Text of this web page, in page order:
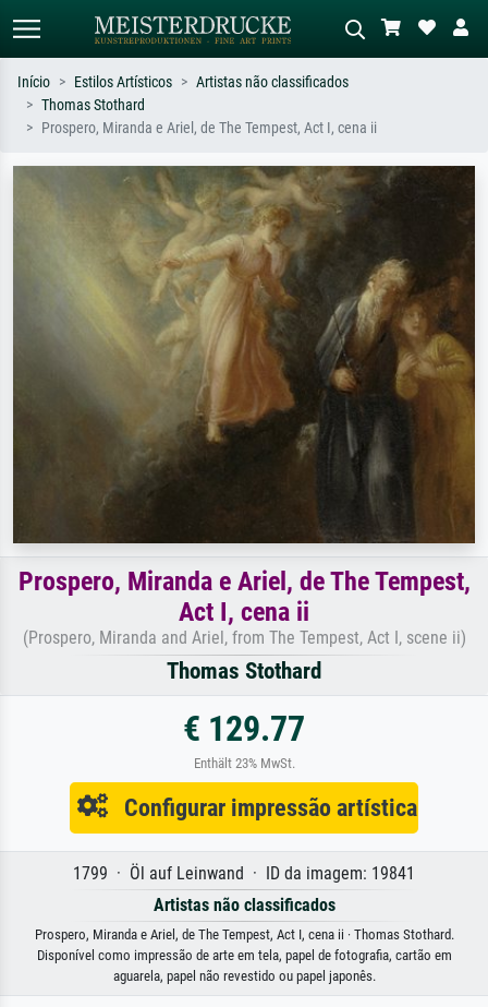
Pesquisa padrão Pesquisa de imagens IA
ex: Monet, Noite Estrelada,
impressionismo, onda de Hokusai, nu.
abstrato com muito vermelho, pintura
a óleo escura, nu em pé ao lado de
Início Estilos Artísticos
Artistas não classificados
Thomas Stothard
Prospero, Miranda e Ariel, de The Tempest, Act I, cena ii
Prospero, Miranda e Ariel, de The Tempest,
Act I, cena ii
(Prospero, Miranda and Ariel, from The Tempest, Act I, scene ii)
Thomas Stothard
€ 129.77
Enthält 23% MwSt.
Configurar impressão artística
1799 · Öl auf Leinwand · ID da imagem: 19841
Artistas não classificados
Prospero, Miranda e Ariel, de The Tempest, Act I, cena ii · Thomas Stothard.
Disponível como impressão de arte em tela, papel de fotografia, cartão em
aguarela, papel não revestido ou papel japonês.